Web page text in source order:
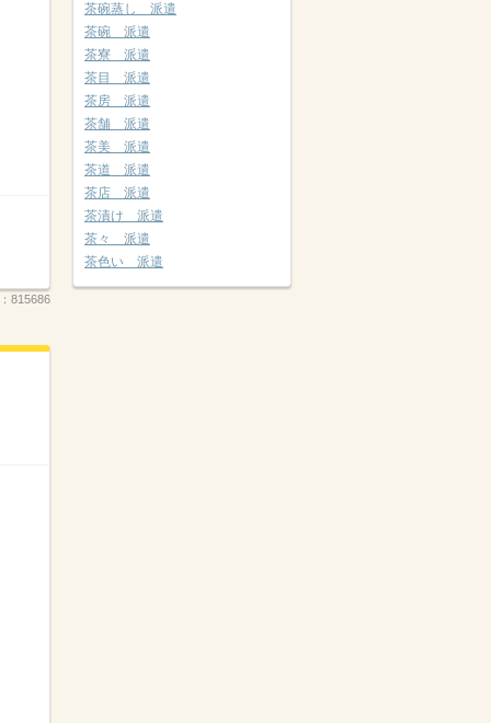
815686
茶碗蒸し 派遣
茶碗 派遣
茶寮 派遣
茶目 派遣
茶房 派遣
茶舗 派遣
茶美 派遣
茶道 派遣
茶店 派遣
茶漬け 派遣
茶々 派遣
茶色い 派遣